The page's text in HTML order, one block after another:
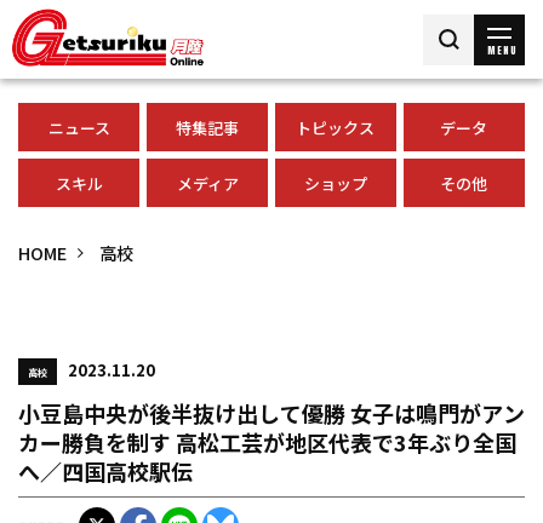
MENU
ニュース 特集記事 トピックス データ
スキル メディア ショップ その他
HOME 高校
高校 2023.11.20
小豆島中央が後半抜け出して優勝 女子は鳴門がアン
カー勝負を制す 高松工芸が地区代表で3年ぶり全国
へ／四国高校駅伝